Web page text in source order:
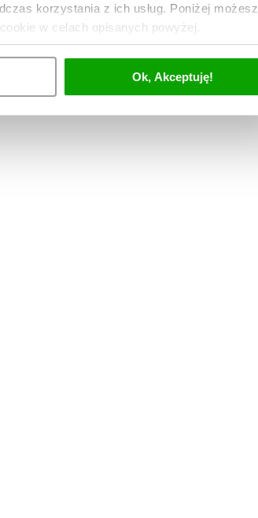
korzystania z ich usług. Poniżej możesz
w celach opisanych powyżej.
Ok, Akceptuję!